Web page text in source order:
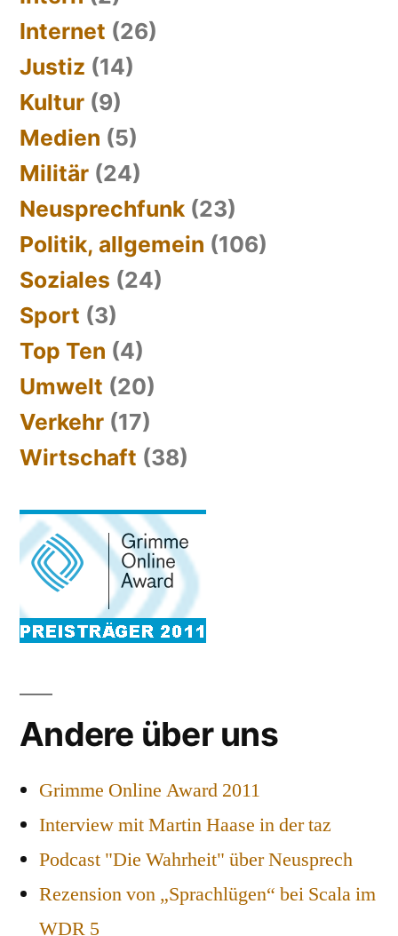
Internet (26)
Justiz (14)
Kultur (9)
Medien (5)
Militär (24)
Neusprechfunk (23)
Politik, allgemein (106)
Soziales (24)
Sport (3)
Top Ten (4)
Umwelt (20)
Verkehr (17)
Wirtschaft (38)
Andere über uns
Grimme Online Award 2011
Interview mit Martin Haase in der taz
Podcast "Die Wahrheit" über Neusprech
Rezension von „Sprachlügen“ bei Scala im
WDR 5